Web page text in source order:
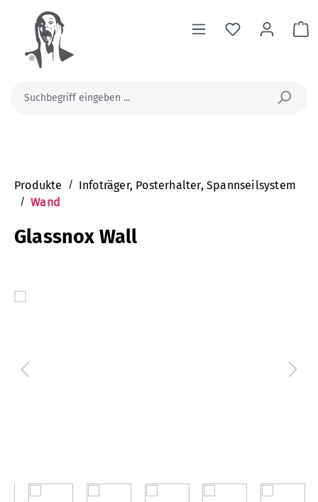
springen
Produkte / Infoträger, Posterhalter, Spannseilsystem
/ Wand
Glassnox Wall